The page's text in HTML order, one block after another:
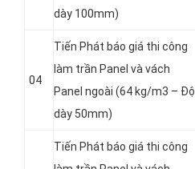
dày 100mm)
04
Tiến Phát báo giá thi công
làm trần Panel và vách
Panel ngoài (64 kg/m3 – Độ
dày 50mm)
Tiến Phát báo giá thi công